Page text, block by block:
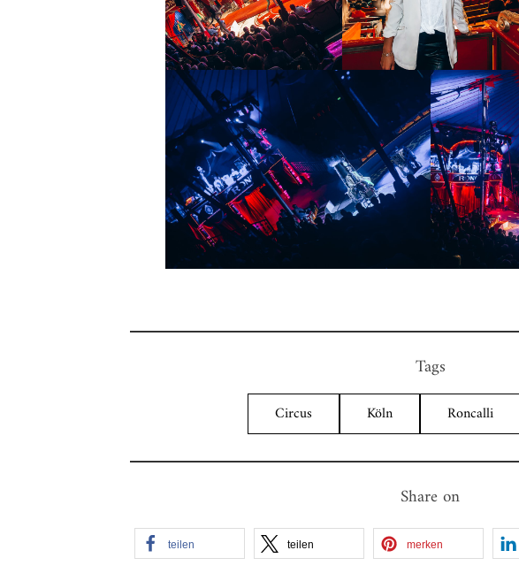
Tags
Circus Köln Roncalli
Share on
teilen teilen merken